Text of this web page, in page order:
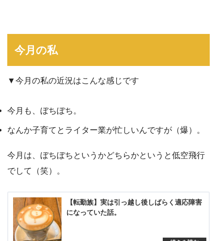
今月の私
▼今月の私の近況はこんな感じです
今月も、ぼちぼち。
なんか子育てとライター業が忙しいんですが（爆）。
今月は、ぼちぼちというかどちらかというと低空飛行
でして（笑）。
【転勤族】実は引っ越し後しばらく適応障害
になっていた話。